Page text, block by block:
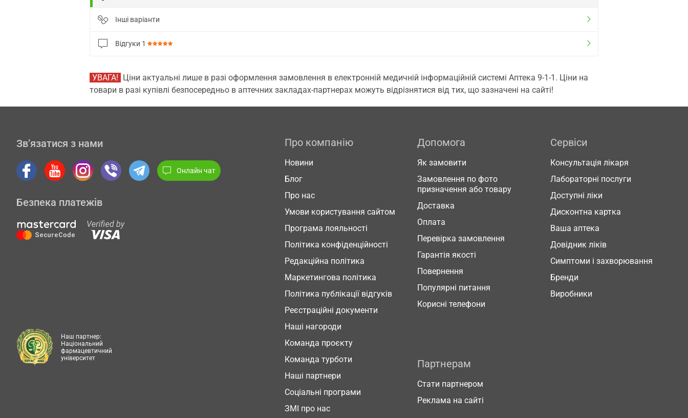
Інші варіанти
Відгуки 1
УВАГА! Ціни актуальні лише в разі оформлення замовлення в електронній медичній інформаційній системі Аптека 9-1-1. Ціни на
товари в разі купівлі безпосередньо в аптечних закладах-партнерах можуть відрізнятися від тих, що зазначені на сайті!
Зв’язатися з нами
Онлайн чат
Безпека платежів
Про компанію
Новини
Блог
Про нас
Умови користування сайтом
Програма лояльності
Політика конфіденційності
Редакційна політика
Маркетингова політика
Політика публікації відгуків
Реєстраційні документи
Наші нагороди
Команда проєкту
Команда турботи
Наші партнери
Соціальні програми
ЗМІ про нас
Допомога
Як замовити
Замовлення по фото
призначення або товару
Доставка
Оплата
Перевірка замовлення
Гарантія якості
Повернення
Популярні питання
Корисні телефони
Сервіси
Консультація лікаря
Лабораторні послуги
Доступні ліки
Дисконтна картка
Ваша аптека
Довідник ліків
Симптоми і захворювання
Бренди
Виробники
Партнерам
Стати партнером
Реклама на сайті
Наш партнер:
Національний
фармацевтичний
університет